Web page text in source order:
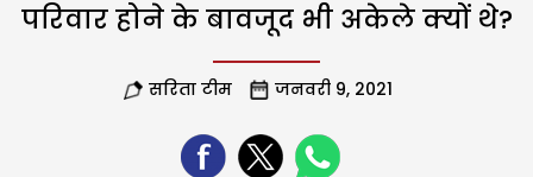
परिवार होने के बावजूद भी अकेले क्यों थे?
सरिता टीम जनवरी 9, 2021